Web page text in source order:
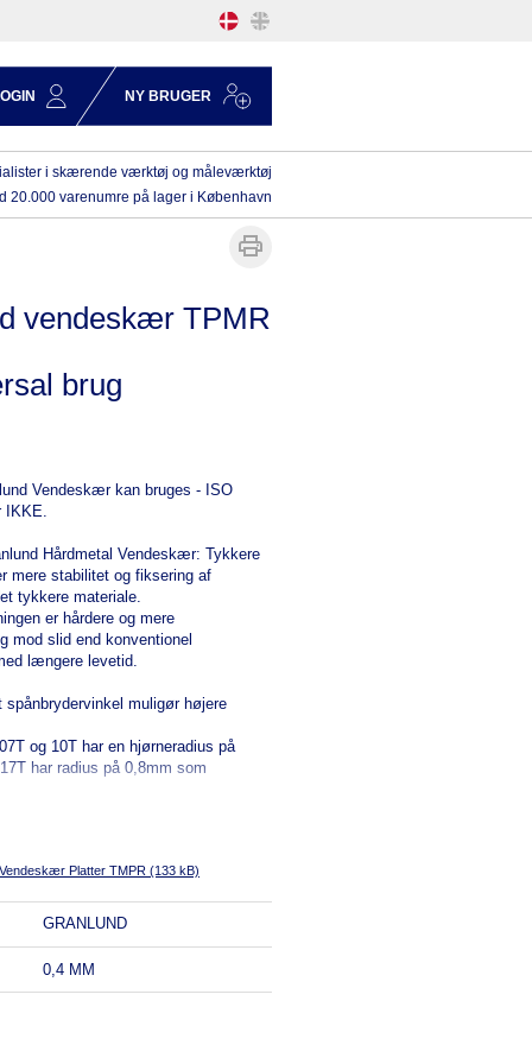
NY BRUGER
i skærende værktøj og måleværktøj
20.000 varenumre på lager i København
vendeskær TPMR
brug
Vendeskær kan bruges - ISO
Hårdmetal Vendeskær: Tykkere
mere stabilitet og fiksering af
tykkere materiale.
er hårdere og mere
mod slid end konventionel
længere levetid.
spånbrydervinkel muligør højere
og 10T har en hjørneradius på
har radius på 0,8mm som
Platter TMPR (133 kB)
GRANLUND
0,4 MM